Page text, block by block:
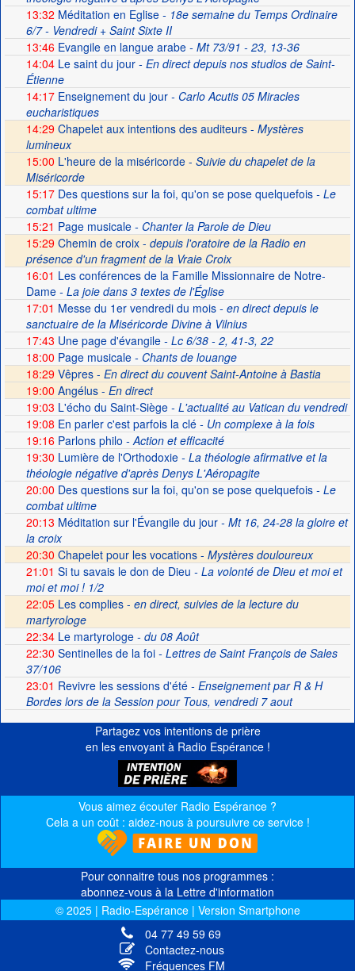
13:32 Méditation en Eglise- 18e semaine du Temps Ordinaire
6/7 - Vendredi + Saint Sixte II
13:46Evangile en langue arabe- Mt 73/91 - 23, 13-36
14:04Le saint du jour- En direct depuis nos studios de Saint-
Étienne
14:17Enseignement du jour- Carlo Acutis 05 Miracles
eucharistiques
14:29 Chapelet aux intentions des auditeurs - Mystères
lumineux
15:00 L'heure de la miséricorde - Suivie du chapelet de la
Miséricorde
15:17Des questions sur la foi, qu'on se pose quelquefois- Le
combat ultime
15:21 Page musicale- Chanter la Parole de Dieu
15:29 Chemin de croix - depuis l'oratoire de la Radio en
présence d'un fragment de la Vraie Croix
16:01 Les conférences de la Famille Missionnaire de Notre-
Dame- La joie dans 3 textes de l'Église
17:01 Messe du 1er vendredi du mois- en direct depuis le
sanctuaire de la Miséricorde Divine à Vilnius
17:43 Une page d'évangile- Lc 6/38 - 2, 41-3, 22
18:00 Page musicale- Chants de louange
18:29 Vêpres - En direct du couvent Saint-Antoine à Bastia
19:00 Angélus - En direct
19:03 L'écho du Saint-Siège- L'actualité au Vatican du vendredi
19:08 En parler c'est parfois la clé- Un complexe à la fois
19:16Parlons philo - Action et efficacité
19:30 Lumière de l'Orthodoxie- La théologie afirmative et la
théologie négative d'après Denys L'Aéropagite
20:00 Des questions sur la foi, qu'on se pose quelquefois- Le
combat ultime
20:13 Méditation sur l'Évangile du jour- Mt 16, 24-28 la gloire et
la croix
20:30 Chapelet pour les vocations - Mystères douloureux
21:01 Si tu savais le don de Dieu - La volonté de Dieu et moi et
moi et moi ! 1/2
22:05Les complies - en direct, suivies de la lecture du
martyrologe
22:34Le martyrologe- du 08 Août
22:30 Sentinelles de la foi- Lettres de Saint François de Sales
37/106
23:01 Revivre les sessions d'été- Enseignement par R & H
Bordes lors de la Session pour Tous, vendredi 7 aout
Partagez vos intentions de prière
en les envoyant à Radio Espérance !
Vous aimez écouter Radio Espérance ?
Cela a un coût : aidez-nous à poursuivre ce service !
Pour connaitre tous nos programmes :
abonnez-vous à la Lettre d'information
© 2025 | Radio-Espérance | Version Smartphone
04 77 49 59 69
Contactez-nous
Fréquences FM